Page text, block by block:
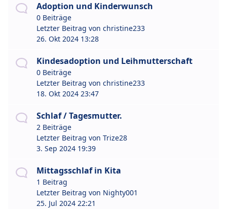
Adoption und Kinderwunsch
0 Beiträge
Letzter Beitrag von christine233
26. Okt 2024 13:28
Kindesadoption und Leihmutterschaft
0 Beiträge
Letzter Beitrag von christine233
18. Okt 2024 23:47
Schlaf / Tagesmutter.
2 Beiträge
Letzter Beitrag von Trize28
3. Sep 2024 19:39
Mittagsschlaf in Kita
1 Beitrag
Letzter Beitrag von Nighty001
25. Jul 2024 22:21